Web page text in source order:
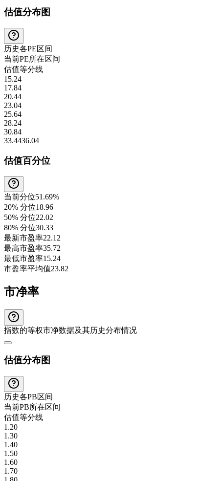
估值分布图
历史各PE区间
当前PE所在区间
估值等分线
15.24
17.84
20.44
23.04
25.64
28.24
30.84
33.4436.04
估值百分位
当前分位51.69%
20% 分位18.96
50% 分位22.02
80% 分位30.33
最新市盈率22.12
最高市盈率35.72
最低市盈率15.24
市盈率平均值23.82
市净率
指数的等权市净数据及其历史分布情况
估值分布图
历史各PB区间
当前PB所在区间
估值等分线
1.20
1.30
1.40
1.50
1.60
1.70